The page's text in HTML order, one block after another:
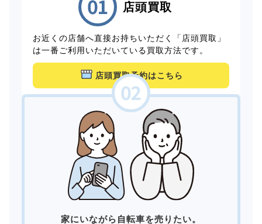
店頭買取
お近くの店舗へ直接お持ちいただく「店頭買取」
は一番ご利用いただいている買取方法です。
店頭買取予約はこちら
家にいながら自転車を売りたい。